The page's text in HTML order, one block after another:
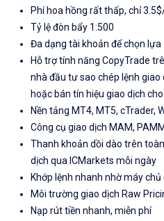
Phí hoa hồng rất thấp, chỉ
Tỷ lệ đòn bẩy 1:500
Đa dạng tài khoản để chọn lựa
Hỗ trợ tính năng CopyTrade
nhà đầu tư sao chép lệnh
hoặc bán tín hiệu giao dịch
Nền tảng MT4, MT5, cTrader,
Công cụ giao dịch MAM,
Thanh khoản dồi dào trên
dịch qua ICMarkets mỗi ngày
Khớp lệnh nhanh nhờ máy
Môi trường giao dịch Raw
Nạp rút tiền nhanh, miễn phí